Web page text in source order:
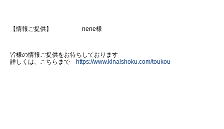
【情報ご提供】 nene様
皆様の情報ご提供をお待ちしております
詳しくは、こちらまで https://www.kinaishoku.com/toukou